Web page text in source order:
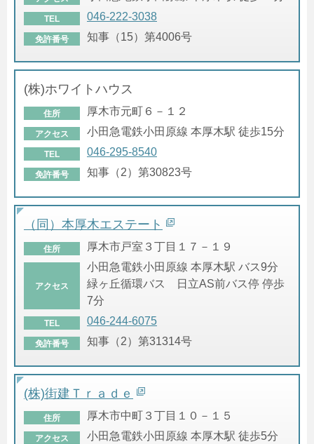
TEL 046-222-3038
免許番号 知事（15）第4006号
(株)ホワイトハウス
住所 厚木市元町６－１２
アクセス 小田急電鉄小田原線 本厚木駅 徒歩15分
TEL 046-295-8540
免許番号 知事（2）第30823号
（同）本厚木エステート
住所 厚木市戸室３丁目１７－１９
アクセス
小田急電鉄小田原線 本厚木駅 バス9分
緑ヶ丘循環バス 日立AS前バス停 停歩
7分
TEL 046-244-6075
免許番号 知事（2）第31314号
(株)街建Ｔｒａｄｅ
住所 厚木市中町３丁目１０－１５
アクセス 小田急電鉄小田原線 本厚木駅 徒歩5分